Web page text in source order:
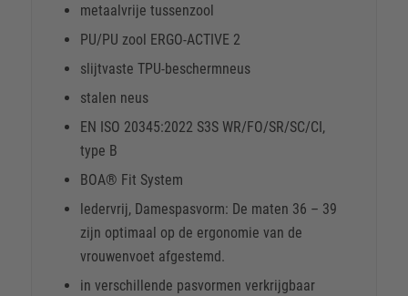
metaalvrije tussenzool
PU/PU zool ERGO-ACTIVE 2
slijtvaste TPU-beschermneus
stalen neus
EN ISO 20345:2022 S3S WR/FO/SR/SC/CI,
type B
BOA® Fit System
ledervrij, Damespasvorm: De maten 36 – 39
zijn optimaal op de ergonomie van de
vrouwenvoet afgestemd.
in verschillende pasvormen verkrijgbaar